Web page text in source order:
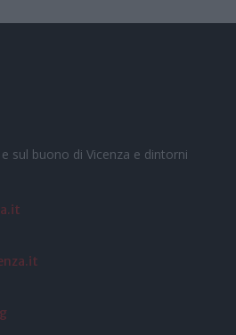
sul buono di Vicenza e dintorni